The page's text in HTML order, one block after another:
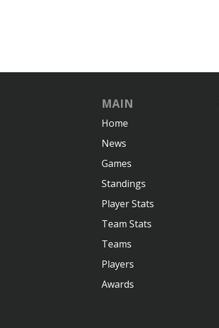
MAIN
Home
News
Games
Standings
Player Stats
Team Stats
Teams
Players
Awards